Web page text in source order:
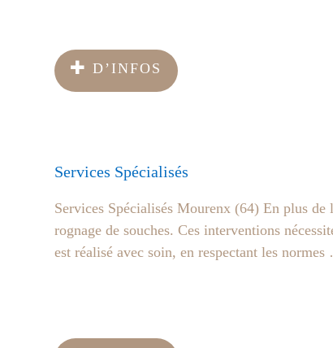
D’INFOS
Services Spécialisés
Services Spécialisés Mourenx (64) En plus de
rognage de souches. Ces interventions
est réalisé avec soin, en respectant les